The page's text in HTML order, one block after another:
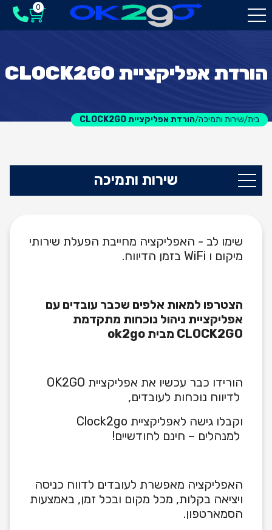
0
הורדת אפליקציית CLOCK2GO
בית/שירות ותמיכה/הורדת אפליקציית CLOCK2GO
שירות ותמיכה
שימו לב - האפליקציה מחייבת הפעלת שירותי
מיקום ו WiFi בזמן הדיווח.
הצטרפו למאות אלפים שכבר עובדים עם
אפליקציית ניהול נוכחות מתקדמת
CLOCK2GO מבית ok2go
הורידו כבר עכשיו את אפליקציית OK2GO
לדיווח נוכחות לעובדים,
וקבלו גישה לאפליקציית Clock2go
למנהלים – חינם לחודשיים!
האפליקציה מאפשרת לעובדים לדווח כניסה
ויציאה בקלות, מכל מקום ובכל זמן, באמצעות
הסמארטפון.